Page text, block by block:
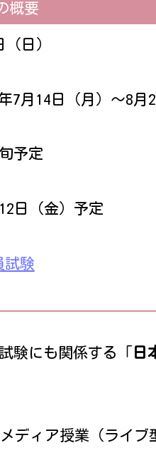
概要
日）
月14日（月）～8月
予定
日（金）予定
試験
験にも関係する「 日
ディア授業（ライブ